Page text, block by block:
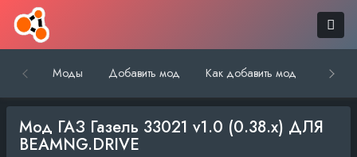
Моды Добавить мод Как добавить мод
Мод ГАЗ Газель 33021 v1.0 (0.38.x) ДЛЯ
BEAMNG.DRIVE